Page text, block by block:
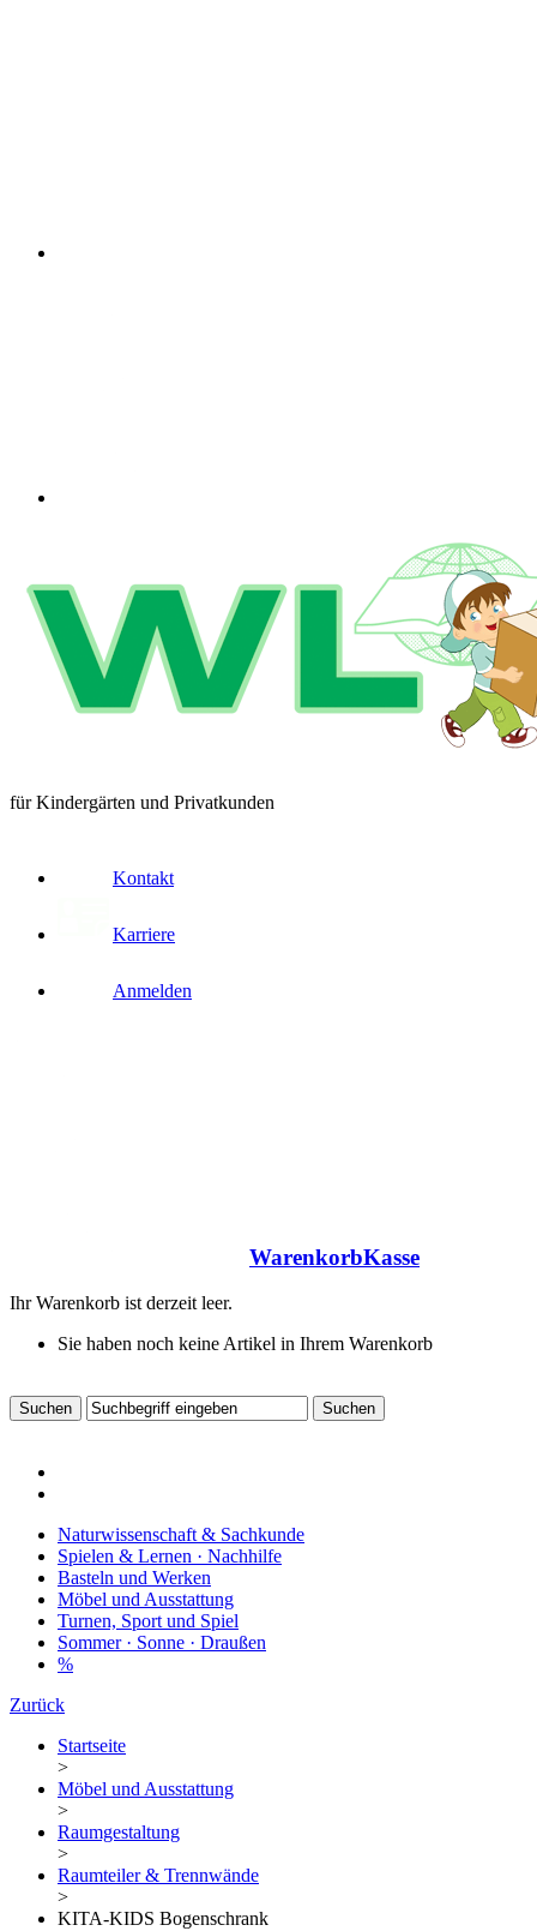
für Kindergärten und Privatkunden
Kontakt
Karriere
Anmelden
WarenkorbKasse
Ihr Warenkorb ist derzeit leer.
Sie haben noch keine Artikel in Ihrem Warenkorb
Naturwissenschaft & Sachkunde
Spielen & Lernen · Nachhilfe
Basteln und Werken
Möbel und Ausstattung
Turnen, Sport und Spiel
Sommer · Sonne · Draußen
%
Zurück
Startseite
>
Möbel und Ausstattung
>
Raumgestaltung
>
Raumteiler & Trennwände
>
KITA-KIDS Bogenschrank